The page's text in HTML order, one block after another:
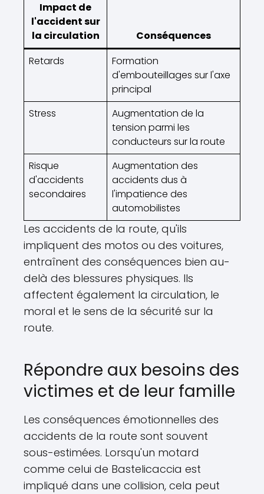
Impact de
l'accident sur
la circulation
Conséquences
Retards
Formation
d'embouteillages sur l'axe
principal
Stress
Augmentation de la
tension parmi les
conducteurs sur la route
Risque
d'accidents
secondaires
Augmentation des
accidents dus à
l'impatience des
automobilistes
Les accidents de la route, qu'ils
impliquent des motos ou des voitures,
entraînent des conséquences bien au-
delà des blessures physiques. Ils
affectent également la circulation, le
moral et le sens de la sécurité sur la
route.
Répondre aux besoins des
victimes et de leur famille
Les conséquences émotionnelles des
accidents de la route sont souvent
sous-estimées. Lorsqu'un motard
comme celui de Bastelicaccia est
impliqué dans une collision, cela peut